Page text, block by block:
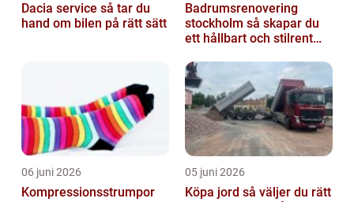
Dacia service så tar du
hand om bilen på rätt sätt
Badrumsrenovering
stockholm så skapar du
ett hållbart och stilrent
06 juni 2026
Kompressionsstrumpor
05 juni 2026
Köpa jord så väljer du rätt